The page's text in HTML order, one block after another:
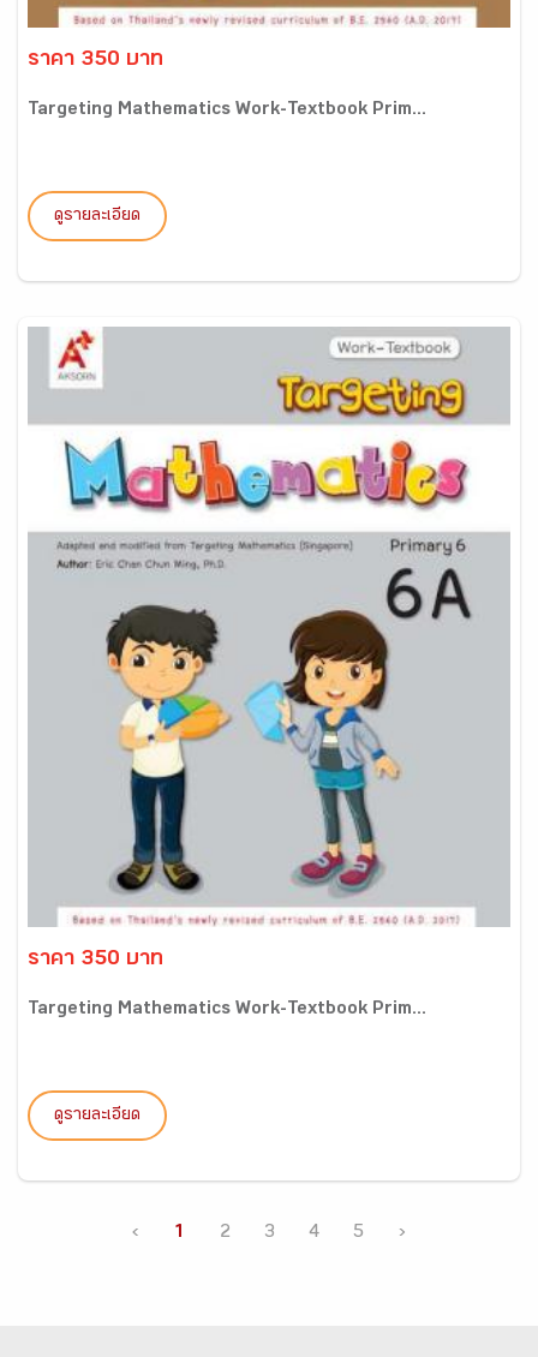
ราคา 350 บาท
Targeting Mathematics Work-Textbook Prim...
ดูรายละเอียด
ราคา 350 บาท
Targeting Mathematics Work-Textbook Prim...
ดูรายละเอียด
‹ 1 2 3 4 5 ›